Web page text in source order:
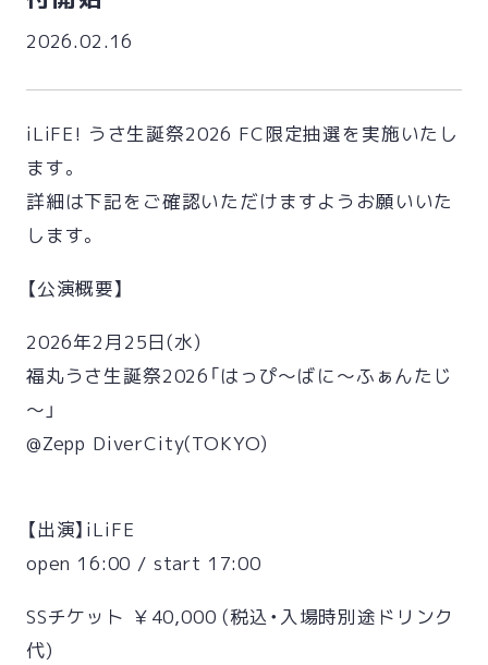
2026.02.16
iLiFE! うさ生誕祭2026 FC限定抽選を実施いたし
ます。
詳細は下記をご確認いただけますようお願いいた
します。
【公演概要】
2026年2月25日(水)
福丸うさ生誕祭2026「はっぴ～ばに～ふぁんたじ
～」
@Zepp DiverCity(TOKYO)
【出演】iLiFE
open 16:00 / start 17:00
SSチケット ￥40,000 (税込・入場時別途ドリンク
代)